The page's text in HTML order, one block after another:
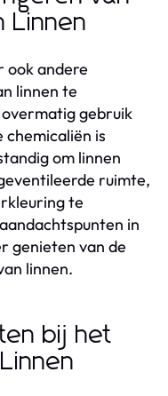
Linnen
ook andere
linnen te
gebruik
chemicaliën is
om linnen
ruimte,
te
in
genieten van de
linnen.
bij het